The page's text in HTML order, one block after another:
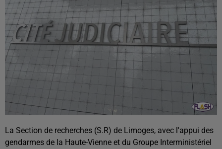
La Section de recherches (S.R) de Limoges, avec l'appui des
gendarmes de la Haute-Vienne et du Groupe Interministériel